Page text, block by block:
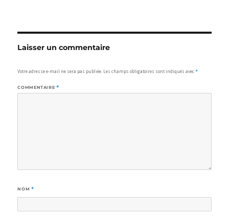
Laisser un commentaire
Votre adresse e-mail ne sera pas publiée. Les champs obligatoires sont indiqués avec*
COMMENTAIRE *
NOM *